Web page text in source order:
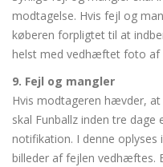
modtagelse. Hvis fejl og
køberen forpligtet til at
helst med vedhæftet foto af
9. Fejl og mangler
Hvis modtageren hævder,
skal Funballz inden tre
notifikation. I denne
billeder af fejlen vedhæftes.